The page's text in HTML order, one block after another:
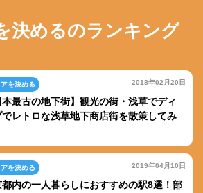
決めるのランキング
を決める 2018年02月20日
本最古の地下街】観光の街・浅草でディ
でレトロな浅草地下商店街を散策してみ
を決める 2019年04月10日
都内の一人暮らしにおすすめの駅8選！部